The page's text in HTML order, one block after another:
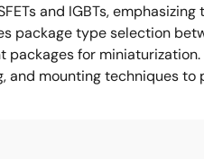
and IGBTs,
package type selection
for
mounting techniques to